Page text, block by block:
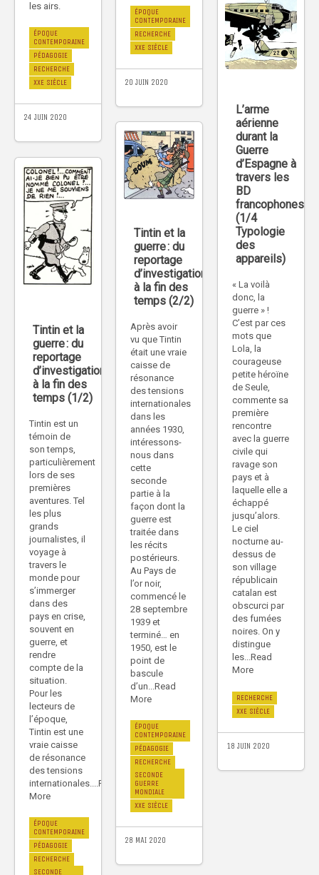
les airs.
ÉPOQUE
CONTEMPORAINE
PÉDAGOGIE
RECHERCHE
XXE SIÈCLE
24 JUIN 2020
ÉPOQUE
CONTEMPORAINE
RECHERCHE
XXE SIÈCLE
20 JUIN 2020
L’arme
aérienne
durant la
Guerre
d’Espagne à
travers les
BD
francophones
(1/4
Typologie
des
appareils)
« La voilà
donc, la
guerre » !
C’est par ces
mots que
Lola, la
courageuse
petite héroïne
de Seule,
commente sa
première
rencontre
avec la guerre
civile qui
ravage son
pays et à
laquelle elle a
échappé
jusqu’alors.
Le ciel
nocturne au-
dessus de
son village
républicain
catalan est
obscurci par
des fumées
noires. On y
distingue
les...Read
More
RECHERCHE
XXE SIÈCLE
18 JUIN 2020
Tintin et la
guerre : du
reportage
d’investigation
à la fin des
temps (2/2)
Après avoir
vu que Tintin
était une vraie
caisse de
résonance
des tensions
internationales
dans les
années 1930,
intéressons-
nous dans
cette
seconde
partie à la
façon dont la
guerre est
traitée dans
les récits
postérieurs.
Au Pays de
l’or noir,
commencé le
28 septembre
1939 et
terminé… en
1950, est le
point de
bascule
d’un...Read
More
ÉPOQUE
CONTEMPORAINE
PÉDAGOGIE
RECHERCHE
SECONDE
GUERRE
MONDIALE
XXE SIÈCLE
28 MAI 2020
Tintin et la
guerre : du
reportage
d’investigation
à la fin des
temps (1/2)
Tintin est un
témoin de
son temps,
particulièrement
lors de ses
premières
aventures. Tel
les plus
grands
journalistes, il
voyage à
travers le
monde pour
s’immerger
dans des
pays en crise,
souvent en
guerre, et
rendre
compte de la
situation.
Pour les
lecteurs de
l’époque,
Tintin est une
vraie caisse
de résonance
des tensions
internationales....Read
More
ÉPOQUE
CONTEMPORAINE
PÉDAGOGIE
RECHERCHE
SECONDE